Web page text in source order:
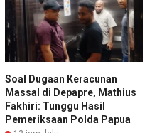
Soal Dugaan Keracunan
Massal di Depapre, Mathius
Fakhiri: Tunggu Hasil
Pemeriksaan Polda Papua